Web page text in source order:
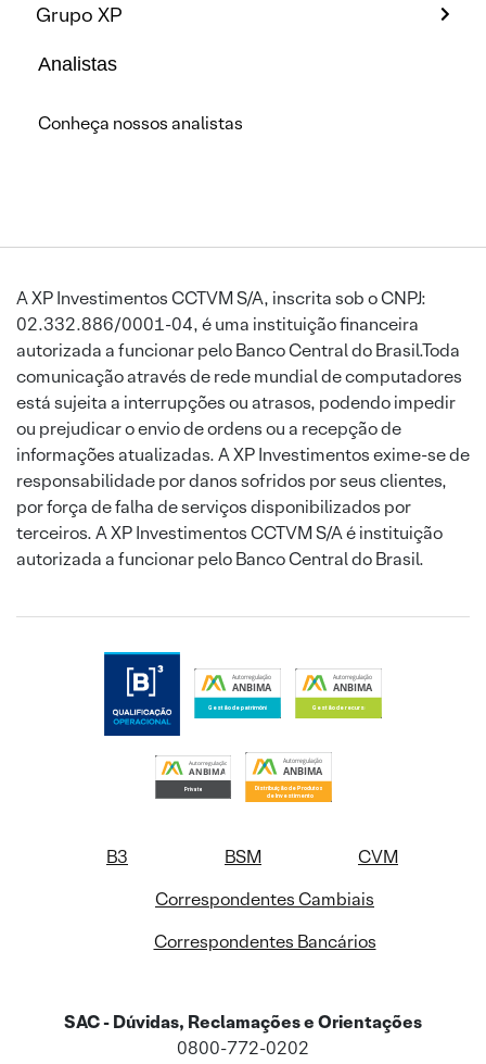
Grupo XP
Analistas
Conheça nossos analistas
A XP Investimentos CCTVM S/A, inscrita sob o CNPJ:
02.332.886/0001-04, é uma instituição financeira
autorizada a funcionar pelo Banco Central do Brasil.Toda
comunicação através de rede mundial de computadores
está sujeita a interrupções ou atrasos, podendo impedir
ou prejudicar o envio de ordens ou a recepção de
informações atualizadas. A XP Investimentos exime-se de
responsabilidade por danos sofridos por seus clientes,
por força de falha de serviços disponibilizados por
terceiros. A XP Investimentos CCTVM S/A é instituição
autorizada a funcionar pelo Banco Central do Brasil.
B3 BSM
CVM
Correspondentes Cambiais
Correspondentes Bancários
SAC - Dúvidas, Reclamações e Orientações
0800-772-0202